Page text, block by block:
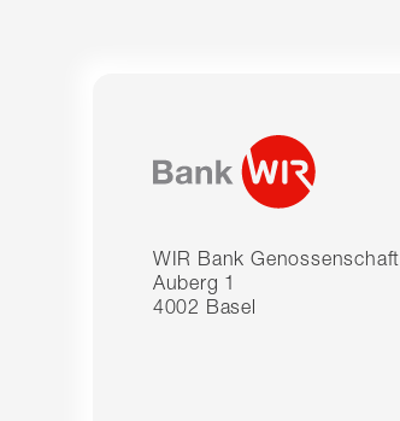
WIR Bank Genossenschaft
Auberg 1
4002 Basel